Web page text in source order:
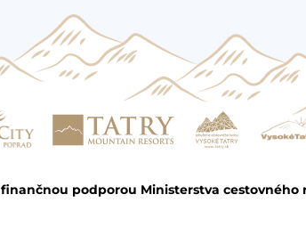
finančnou podporou Ministerstva